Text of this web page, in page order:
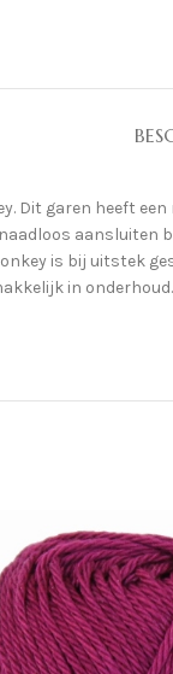
Dit garen heeft
aansluiten
is bij uitstek
in